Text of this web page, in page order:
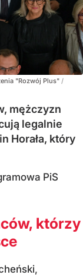
"Rozwój Plus" /
mężczyzn
legalnie
Horała, który
PiS
którzy